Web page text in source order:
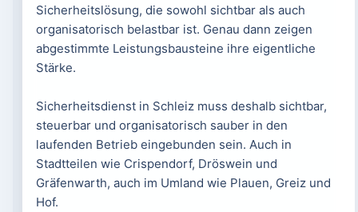
Sicherheitslösung, die sowohl sichtbar als auch
organisatorisch belastbar ist. Genau dann zeigen
abgestimmte Leistungsbausteine ihre eigentliche
Stärke.
Sicherheitsdienst in Schleiz muss deshalb sichtbar,
steuerbar und organisatorisch sauber in den
laufenden Betrieb eingebunden sein. Auch in
Stadtteilen wie Crispendorf, Dröswein und
Gräfenwarth, auch im Umland wie Plauen, Greiz und
Hof.